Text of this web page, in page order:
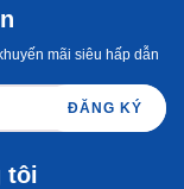
mãi siêu hấp dẫn
ĐĂNG KÝ
tôi